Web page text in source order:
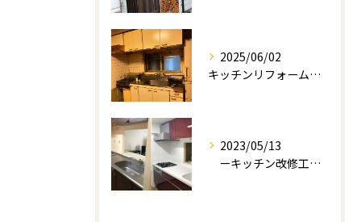
2025/06/02
キッチンリフォーム工事
2023/05/13
ーキッチン改修工事ー